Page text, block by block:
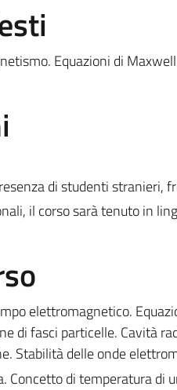
Equazioni di
di studenti stranieri,
il corso sarà tenuto in
elettromagnetico.
di fasci particelle. Cavità
Stabilità delle onde
Concetto di temperatura di